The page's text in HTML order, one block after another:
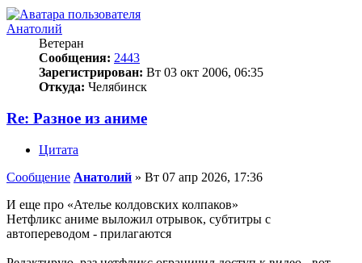
Анатолий
Ветеран
Сообщения: 2443
Зарегистрирован: Вт 03 окт 2006, 06:35
Откуда: Челябинск
Re: Разное из аниме
Цитата
Сообщение Анатолий » Вт 07 апр 2026, 17:36
И еще про «Ателье колдовских колпаков»
Нетфликс аниме выложил отрывок, субтитры с
автопереводом - прилагаются